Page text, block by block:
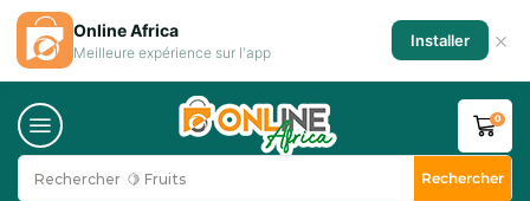
Rechercher 🥛 Milk Rechercher
0
Online Africa
Meilleure expérience sur l'app
Installer ×